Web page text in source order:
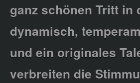
ganz schönen Tritt in
dynamisch,
und ein originales
verbreiten die